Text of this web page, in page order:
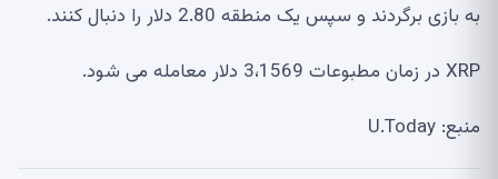
به بازی برگردند و سپس یک منطقه 2.80 دلار را دنبال کنند.
XRP در زمان مطبوعات 3،1569 دلار معامله می شود.
منبع: U.Today